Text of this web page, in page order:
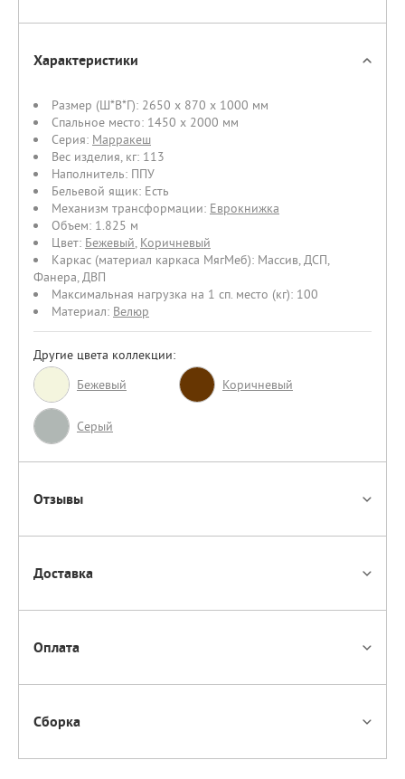
Характеристики
Размер (Ш*В*Г): 2650 x 870 x 1000 мм
Спальное место: 1450 х 2000 мм
Серия: Марракеш
Вес изделия, кг: 113
Наполнитель: ППУ
Бельевой ящик: Есть
Механизм трансформации: Еврокнижка
Объем: 1.825 м
Цвет: Бежевый, Коричневый
Каркас (материал каркаса МягМеб): Массив,ДСП,
Фанера,ДВП
Максимальная нагрузка на 1 сп. место (кг): 100
Материал: Велюр
Другие цвета коллекции:
Бежевый
Коричневый
Серый
Отзывы
Доставка
Оплата
Сборка